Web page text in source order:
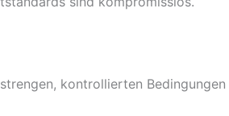
kontrollierten